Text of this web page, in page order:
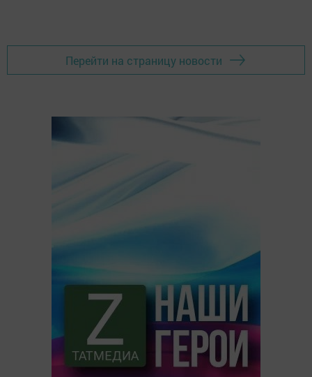
Перейти на страницу новости